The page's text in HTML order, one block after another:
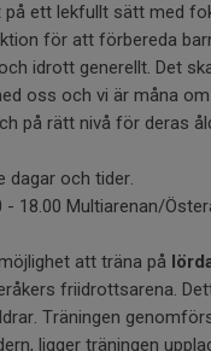
ett lekfullt sätt med
för att förbereda
idrott generellt. Det
oss och vi är måna
på rätt nivå för deras
dagar och tider.
- 18.00 Multiarenan/
att träna på
friidrottsarena.
Träningen
ligger träningen